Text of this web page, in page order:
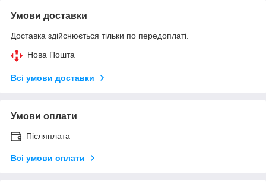
Умови доставки
Доставка здійснюється тільки по передоплаті.
Нова Пошта
Всі умови доставки
Умови оплати
Післяплата
Всі умови оплати